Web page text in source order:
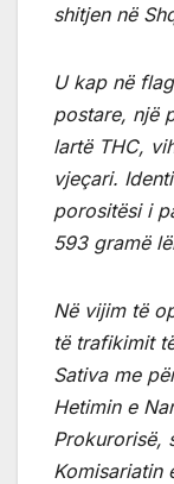
shitjen në
U kap në
postare, një
lartë THC,
vjeçari.
porositësi i
593 gramë
Në vijim të
të trafikimit
Sativa me
Hetimin e
Prokurorisë,
Komisariatin